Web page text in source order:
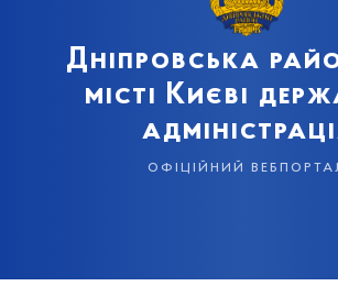
Дніпровська
місті Києві
офіційний